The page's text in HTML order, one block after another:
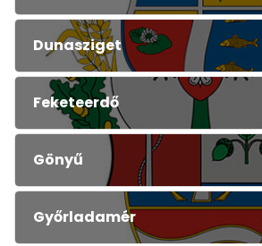
Dunasziget
Feketeerdő
Gönyű
Győrladamér